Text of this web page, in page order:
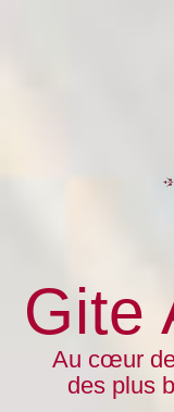
Gite
Au cœur
des plus